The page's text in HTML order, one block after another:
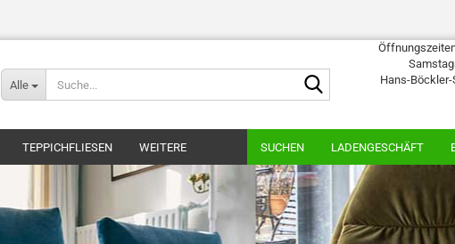
Alle
Hans-
TEPPICHFLIESEN SUCHEN LADENGESCHÄFT
WEITERE